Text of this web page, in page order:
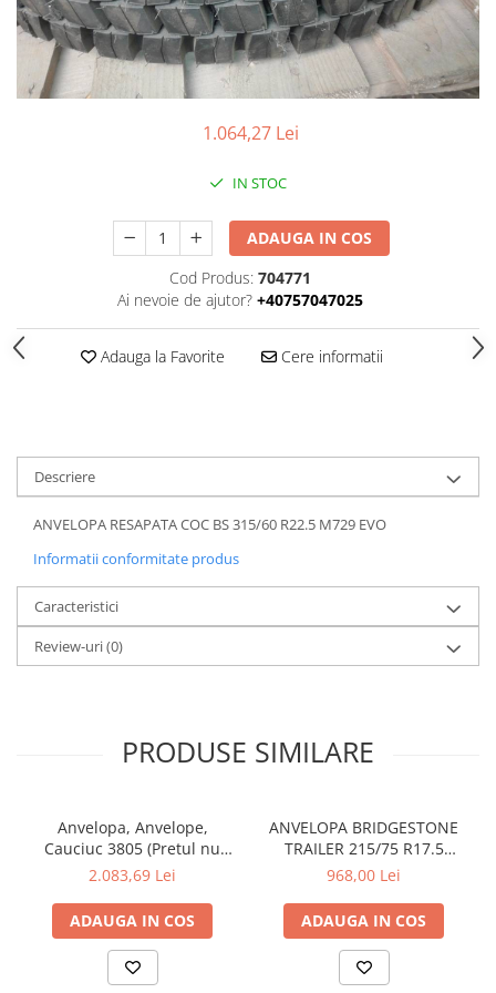
SUPAPE PNEUMATICE
SUSPENSIE
1.064,27 Lei
IN STOC
ADAUGA IN COS
Cod Produs: 704771
Ai nevoie de ajutor? +40757047025
Adauga la Favorite Cere informatii
Descriere
ANVELOPA RESAPATA COC BS 315/60 R22.5 M729 EVO
Informatii conformitate produs
Caracteristici
Review-uri(0)
PRODUSE SIMILARE
Anvelopa, Anvelope,
Cauciuc 3805 (Pretul nu
contine ecovaloare si
2.083,69 Lei
ADAUGA IN COS
ANVELOPA BRIDGESTONE
TRAILER 215/75 R17.5
R168Z, Anvelope, Cauciuc
ecovaloare si transport)
968,00 Lei
ADAUGA IN COS